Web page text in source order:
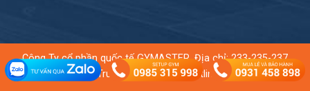
Công Ty cổ phần quốc tế GYMASTER. Địa chỉ: 233-235-237
Đường 9A, KDC Trung Sơn, TP.HCM. Hotline:0931 458 898